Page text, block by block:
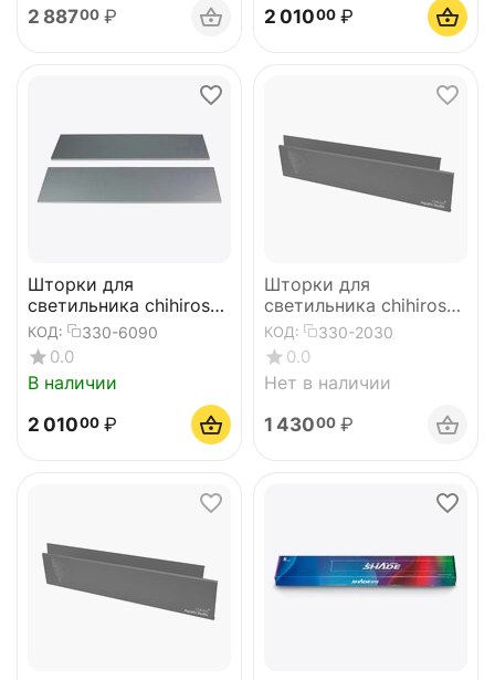
2 88700 ₽
2 01000 ₽
Шторки для
светильника chihiros
VIVID2 SILVER
КОД: 330-6090
0.0
В наличии
2 01000 ₽
Шторки для
светильника chihiros
WRGB II 30 Black
КОД: 330-2030
0.0
Нет в наличии
1 43000 ₽